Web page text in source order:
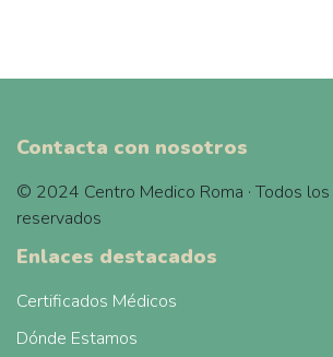
Contacta con nosotros
© 2024 Centro Medico Roma · Todos
reservados
Enlaces destacados
Certificados Médicos
Dónde Estamos